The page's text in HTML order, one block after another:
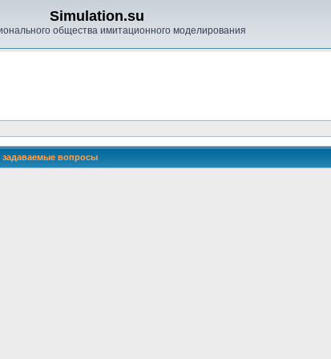
Simulation.su
общества имитационного моделирования
задаваемые вопросы